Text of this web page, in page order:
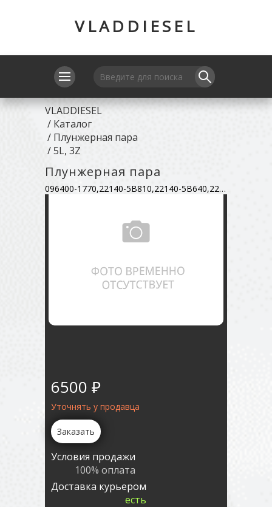
VLADDIESEL
VLADDIESEL
/ Каталог
/ Плунжерная пара
/5L, 3Z
Плунжерная пара
096400-1770,22140-5B810,22140-5B640,22140-78COO71
6500 ₽
Уточнять у продавца
Заказать
Условия продажи
100% оплата
Доставка курьером
есть